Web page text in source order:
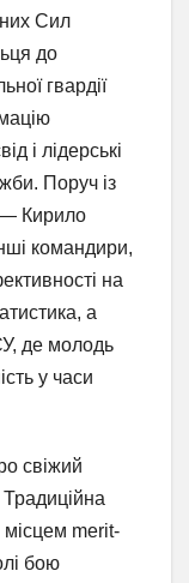
Сил
до
гвардії
і лідерські
Поруч із
— Кирило
командири,
на
а
де молодь
у часи
свіжий
Традиційна
місцем merit-
бою